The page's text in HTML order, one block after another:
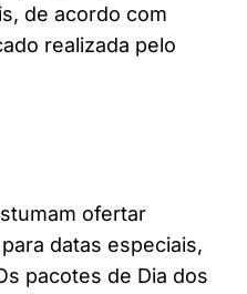
de acordo com
realizada pelo
ofertar
datas especiais,
pacotes de Dia dos